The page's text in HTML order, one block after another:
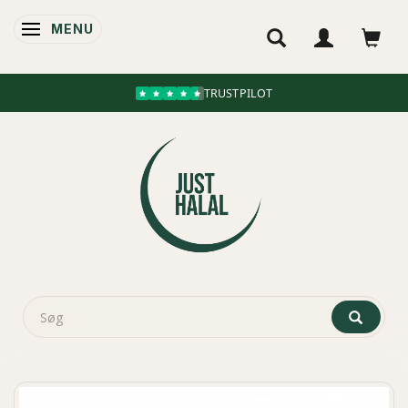
SKIFTE NAVIGATION
MENU
TRUSTPILOT